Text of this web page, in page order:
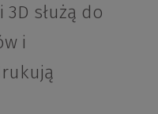
służą do
i